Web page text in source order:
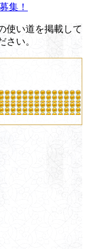
集！
使い道を掲載して
さい。